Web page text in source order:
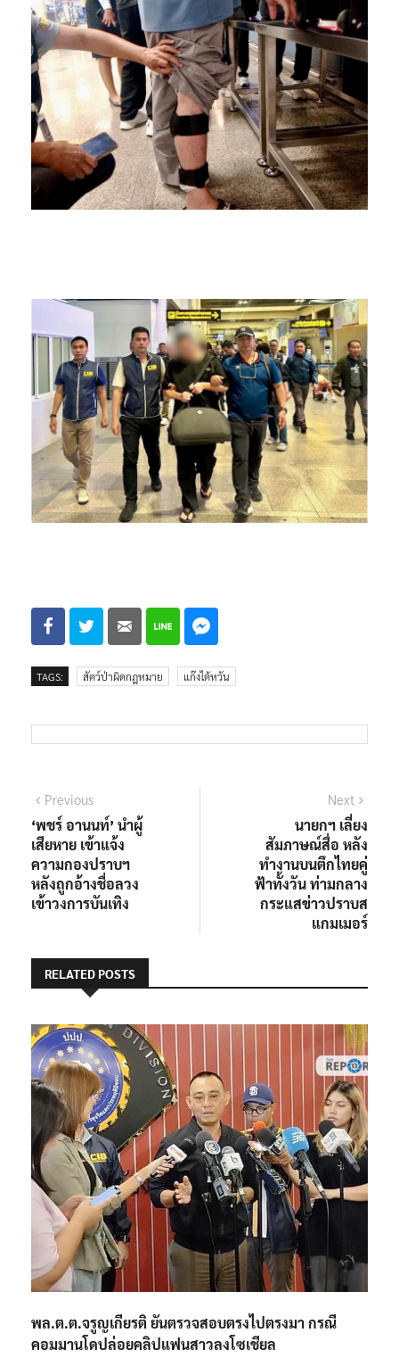
TAGS: สัตว์ป่าผิดกฎหมาย แก๊งไต้หวัน
แนะแนว
เรื่อง
PreviousPrevious
post:
‘พชร์ อานนท์’ นำผู้
เสียหาย เข้าแจ้ง
ความกองปราบฯ
หลังถูกอ้างชื่อลวง
เข้าวงการบันเทิง
Next
นายกฯ เลี่ยง
สัมภาษณ์สื่อ หลัง
ทำงานบนตึกไทยคู่
ฟ้าทั้งวัน ท่ามกลาง
กระแสข่าวปราบส
แกมเมอร์
RELATED POSTS
พล.ต.ต.จรูญเกียรติ ยันตรวจสอบตรงไปตรงมา กรณี
คอมมานโดปล่อยคลิปแฟนสาวลงโซเชียล